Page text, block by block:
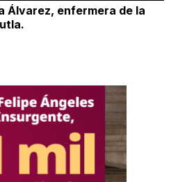
Álvarez, enfermera de la